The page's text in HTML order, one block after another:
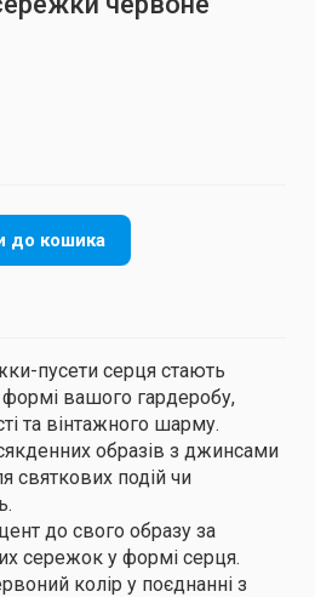
до кошика
пусети серця стають
вашого гардеробу,
та вінтажного шарму.
образів з джинсами
святкових подій чи
до свого образу за
сережок у формі серця.
колір у поєднанні з